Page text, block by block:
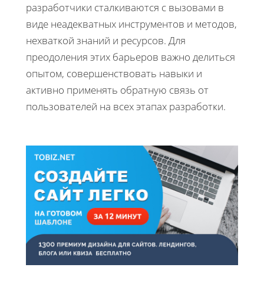
разработчики сталкиваются с вызовами в
виде неадекватных инструментов и методов,
нехваткой знаний и ресурсов. Для
преодоления этих барьеров важно делиться
опытом, совершенствовать навыки и
активно применять обратную связь от
пользователей на всех этапах разработки.